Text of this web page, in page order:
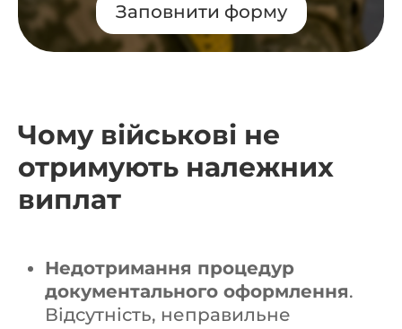
Заповнити форму
Чому військові не
отримують належних
виплат
Недотримання процедур
документального оформлення.
Відсутність, неправильне